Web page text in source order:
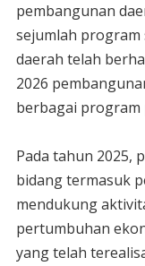
pembangunan
sejumlah
daerah telah
2026
berbagai program
‎Pada tahun 2025,
bidang termasuk
mendukung
pertumbuhan
yang telah